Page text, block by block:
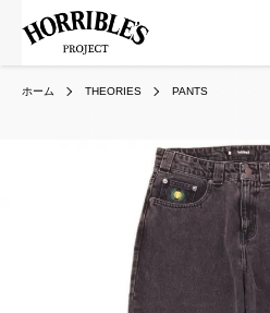
ホーム THEORIES PANTS